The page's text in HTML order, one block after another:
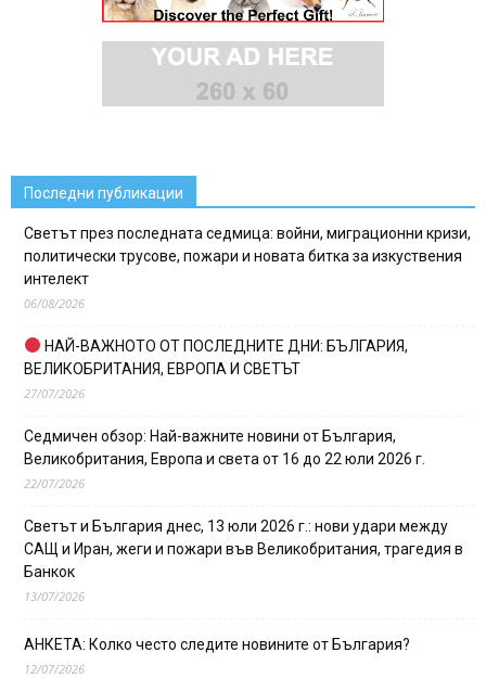
Последни публикации
Светът през последната седмица: войни, миграционни кризи,
политически трусове, пожари и новата битка за изкуствения
интелект
06/08/2026
НАЙ-ВАЖНОТО ОТ ПОСЛЕДНИТЕ ДНИ: БЪЛГАРИЯ,
ВЕЛИКОБРИТАНИЯ, ЕВРОПА И СВЕТЪТ
27/07/2026
Седмичен обзор: Най-важните новини от България,
Великобритания, Европа и света от 16 до 22 юли 2026 г.
22/07/2026
Светът и България днес, 13 юли 2026 г.: нови удари между
САЩ и Иран, жеги и пожари във Великобритания, трагедия в
Банкок
13/07/2026
АНКЕТА: Колко често следите новините от България?
12/07/2026